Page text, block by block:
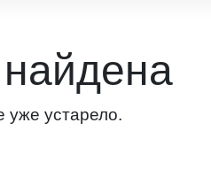
уже устарело.